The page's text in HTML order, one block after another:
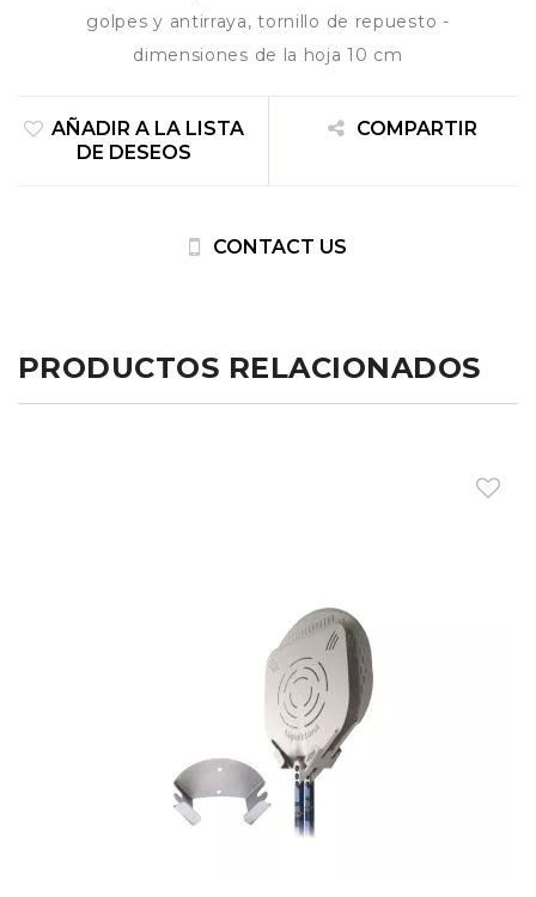
golpes y antirraya, tornillo de repuesto -
dimensiones de la hoja 10 cm
AÑADIR A LA LISTA
DE DESEOS
COMPARTIR
CONTACT US
PRODUCTOS RELACIONADOS